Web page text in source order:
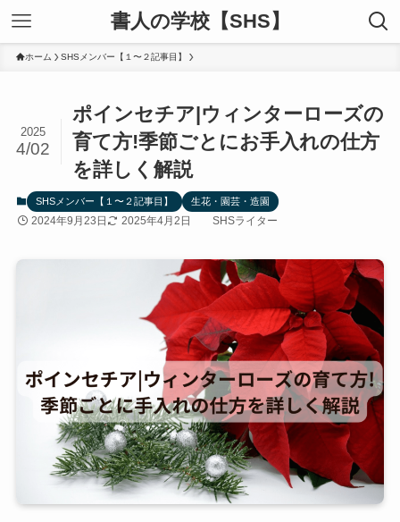
書人の学校【SHS】
ホーム SHSメンバー【１〜２記事目】
ポインセチア|ウィンターローズの
育て方!季節ごとにお手入れの仕方
を詳しく解説
2025
4/02
SHSメンバー【１〜２記事目】 生花・園芸・造園
2024年9月23日 2025年4月2日 SHSライター